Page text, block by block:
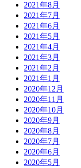
2021年8月
2021年7月
2021年6月
2021年5月
2021年4月
2021年3月
2021年2月
2021年1月
2020年12月
2020年11月
2020年10月
2020年9月
2020年8月
2020年7月
2020年6月
2020年5月